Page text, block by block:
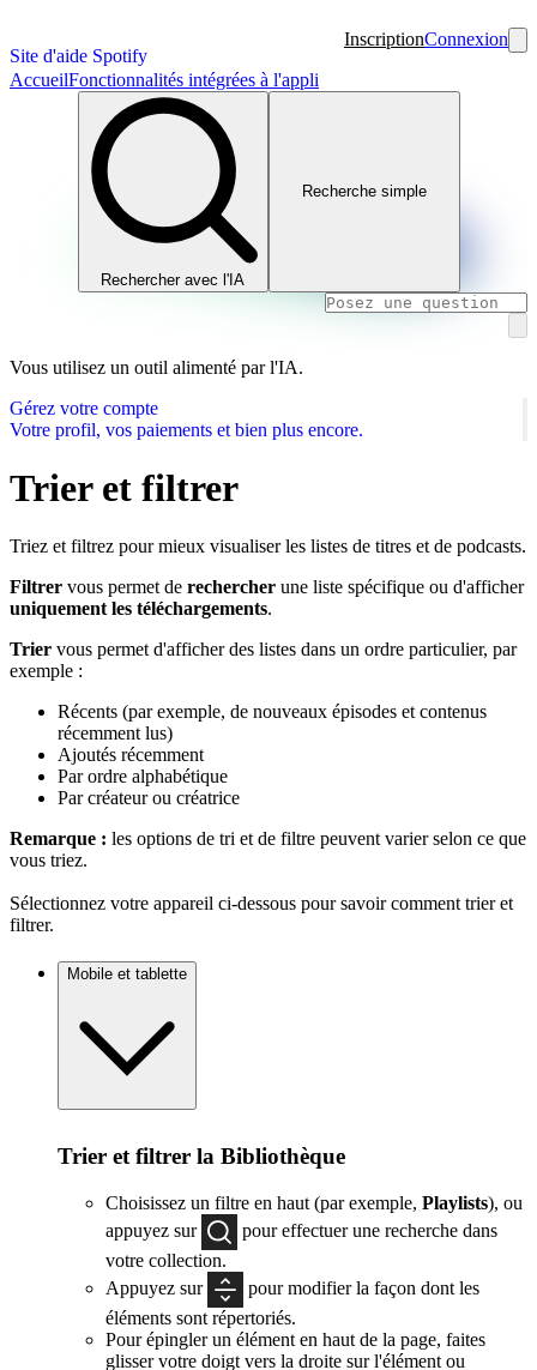
Site d'aide Spotify
InscriptionConnexion
AccueilFonctionnalités intégrées à l'appli
Rechercher avec l'IA
Recherche simple
Vous utilisez un outil alimenté par l'IA.
Gérez votre compte
Votre profil, vos paiements et bien plus encore.
Trier et filtrer
Triez et filtrez pour mieux visualiser les listes de titres et de podcasts.
Filtrer vous permet de rechercher une liste spécifique ou d'afficher
uniquement les téléchargements.
Trier vous permet d'afficher des listes dans un ordre particulier, par
exemple :
Récents (par exemple, de nouveaux épisodes et contenus
récemment lus)
Ajoutés récemment
Par ordre alphabétique
Par créateur ou créatrice
Remarque : les options de tri et de filtre peuvent varier selon ce que
vous triez.
Sélectionnez votre appareil ci-dessous pour savoir comment trier et
filtrer.
Mobile et tablette
Trier et filtrer la Bibliothèque
Choisissez un filtre en haut (par exemple, Playlists), ou
appuyez sur
pour effectuer une recherche dans
votre collection.
Appuyez sur
pour modifier la façon dont les
éléments sont répertoriés.
Pour épingler un élément en haut de la page, faites
glisser votre doigt vers la droite sur l'élément ou